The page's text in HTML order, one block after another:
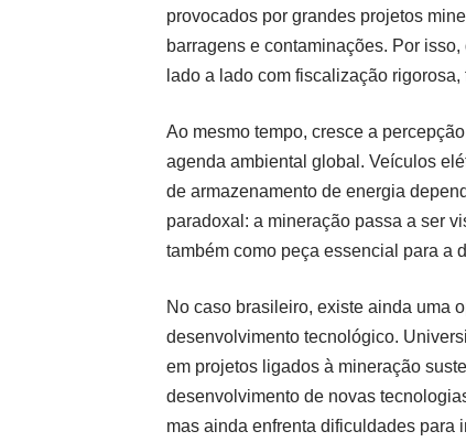
provocados por grandes projetos
barragens e contaminações. Por
lado a lado com fiscalização
Ao mesmo tempo, cresce a
agenda ambiental global. Veículos
de armazenamento de energia
paradoxal: a mineração passa a ser
também como peça essencial para a
No caso brasileiro, existe ainda uma
desenvolvimento tecnológico.
em projetos ligados à mineração
desenvolvimento de novas
mas ainda enfrenta dificuldades para